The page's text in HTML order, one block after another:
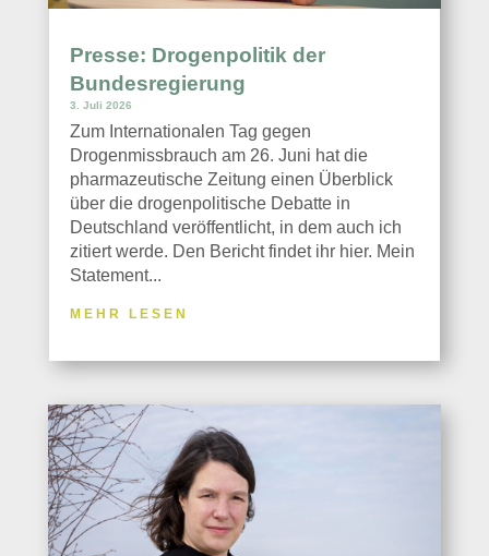
Presse: Drogenpolitik der
Bundesregierung
3. Juli 2026
Zum Internationalen Tag gegen
Drogenmissbrauch am 26. Juni hat die
pharmazeutische Zeitung einen Überblick
über die drogenpolitische Debatte in
Deutschland veröffentlicht, in dem auch ich
zitiert werde. Den Bericht findet ihr hier. Mein
Statement...
MEHR LESEN